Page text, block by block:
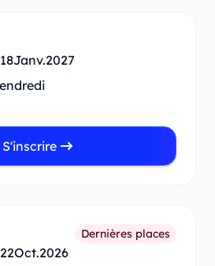
18Janv.2027
S'inscrire
Dernières places
22Oct.2026